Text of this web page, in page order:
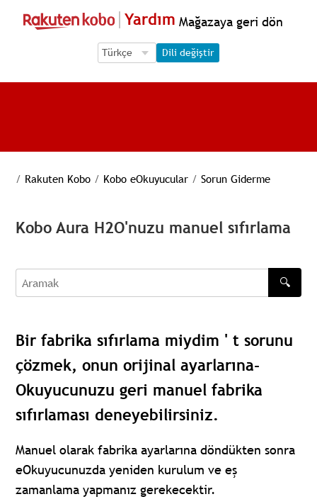
Yardım Mağazaya geri dön
Language Selection
Language Selection
Dili değiştir
/ Rakuten Kobo / Kobo eOkuyucular / Sorun Giderme
Kobo Aura H2O'nuzu manuel sıfırlama
Aramak
🔍
Bir fabrika sıfırlama miydim ' t sorunu
çözmek, onun orijinal ayarlarına-
Okuyucunuzu geri manuel fabrika
sıfırlaması deneyebilirsiniz.
Manuel olarak fabrika ayarlarına döndükten sonra
eOkuyucunuzda yeniden kurulum ve eş
zamanlama yapmanız gerekecektir.